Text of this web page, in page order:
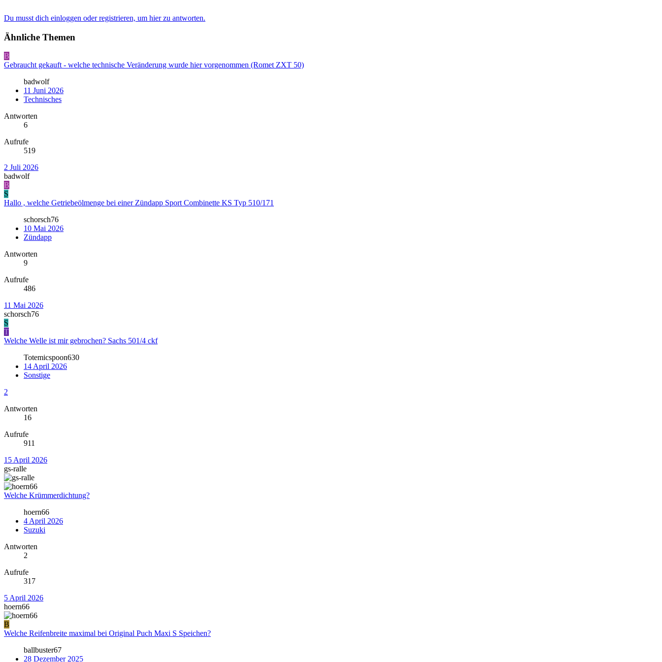
Du musst dich einloggen oder registrieren, um hier zu antworten.
Ähnliche Themen
B
Gebraucht gekauft - welche technische Veränderung wurde hier vorgenommen (Romet ZXT 50)
badwolf
11 Juni 2026
Technisches
Antworten
6
Aufrufe
519
2 Juli 2026
badwolf
B
S
Hallo , welche Getriebeölmenge bei einer Zündapp Sport Combinette KS Typ 510/171
schorsch76
10 Mai 2026
Zündapp
Antworten
9
Aufrufe
486
11 Mai 2026
schorsch76
S
T
Welche Welle ist mir gebrochen? Sachs 501/4 ckf
Totemicspoon630
14 April 2026
Sonstige
2
Antworten
16
Aufrufe
911
15 April 2026
gs-ralle
Welche Krümmerdichtung?
hoern66
4 April 2026
Suzuki
Antworten
2
Aufrufe
317
5 April 2026
hoern66
B
Welche Reifenbreite maximal bei Original Puch Maxi S Speichen?
ballbuster67
28 Dezember 2025